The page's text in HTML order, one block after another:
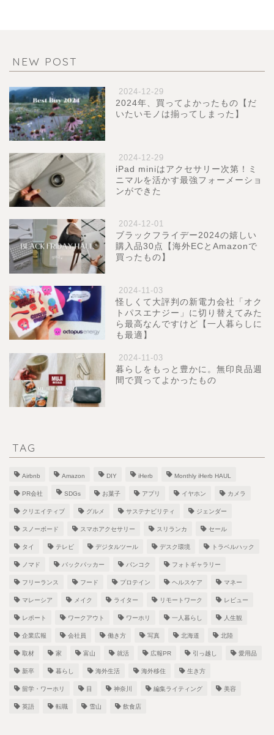
NEW POST
2024-12-29
2024年、買ってよかったもの【だ
いたいモノは揃ってしまった】
2024-12-29
iPad miniはアクセサリー次第！ミ
ニマルを活かす最強フォーメーショ
ンができた
2024-12-01
ブラックフライデー2024の嬉しい
購入品30点【海外ECとAmazonで
買ったもの】
2024-11-03
怪しくて大評判の新電力会社「オク
トパスエナジー」に切り替えてみた
ら最高なんですけど【一人暮らしに
も最適】
2024-11-03
暮らしをもっと豊かに。無印良品週
間で買ってよかったもの
TAG
Airbnb Amazon DIY iHerb Monthly iHerb HAUL
PR会社 SDGs お菓子 アプリ イヤホン カメラ
クリエイティブ グルメ サステナビリティ ジェンダー
スノーボード スマホアクセサリー スリランカ セール
タイ テレビ デジタルツール デスク環境 トラベルハック
ノマド バックパッカー バンコク フォトギャラリー
フリーランス フード プロテイン ヘルスケア マネー
マレーシア メイク ライター リモートワーク レビュー
レポート ワークアウト ワーホリ 一人暮らし 人生観
企業広報 会社員 働き方 写真 北海道 北陸
取材 家 富山 就活 広報PR 引っ越し 愛用品
新卒 暮らし 海外生活 海外移住 生き方
留学・ワーホリ 目 神奈川 編集ライティング 美容
英語 転職 雪山 飲食店